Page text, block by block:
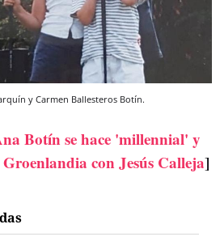
y Carmen Ballesteros Botín.
Botín se hace 'millennial' y
con Jesús Calleja]